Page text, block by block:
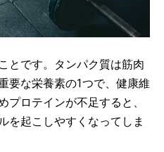
とです。タンパク質は筋肉
要な栄養素の1つで、健康維
プロテインが不足すると、
を起こしやすくなってしま